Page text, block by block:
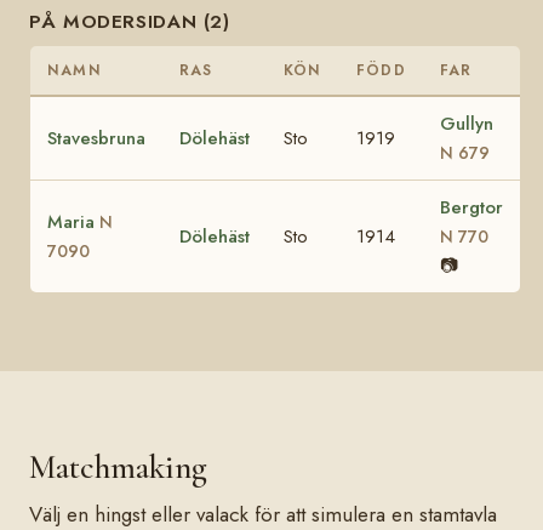
PÅ MODERSIDAN (2)
NAMN RAS KÖN FÖDD FAR
Stavesbruna Dölehäst Sto 1919
Gullyn
N 679
Maria N
7090
Dölehäst Sto 1914
Bergtor
N 770
📷
Matchmaking
Välj en hingst eller valack för att simulera en stamtavla